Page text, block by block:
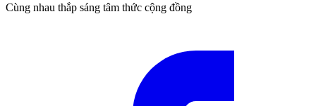
Cùng nhau thắp sáng tâm thức cộng đồng